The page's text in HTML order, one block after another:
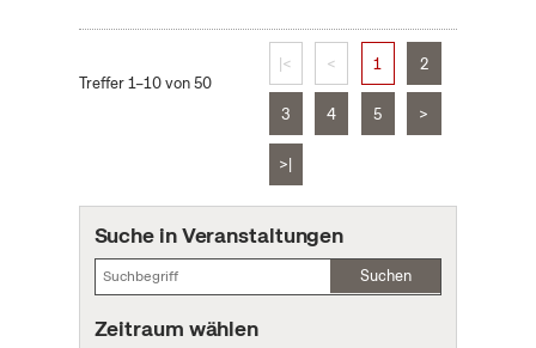
Treffer 1–10 von 50
|< < 1 2
3 4 5 >
>|
Suche in Veranstaltungen
Suchen
Zeitraum wählen